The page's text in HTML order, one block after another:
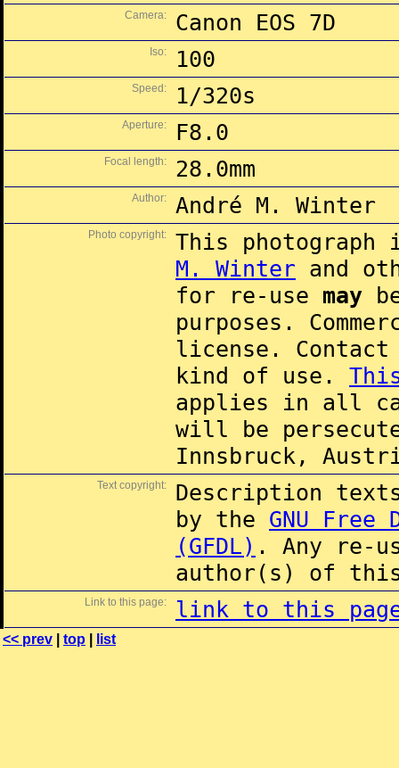
Camera: Canon EOS 7D
Iso: 100
Speed: 1/320s
Aperture: F8.0
Focal length: 28.0mm
Author: André M. Winter
Photo copyright:
This
M. Winter and
for re-use may
purposes.
license.
kind of use.
applies in all
will be
Innsbruck,
Text copyright:
Description
by the GNU Free
(GFDL) . Any re-
author(s) of this
Link to this page: link to this
<< prev top list